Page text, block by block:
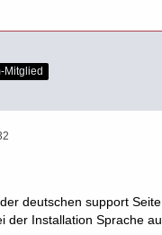
Mitglied
deutschen support
der Installation Sprache